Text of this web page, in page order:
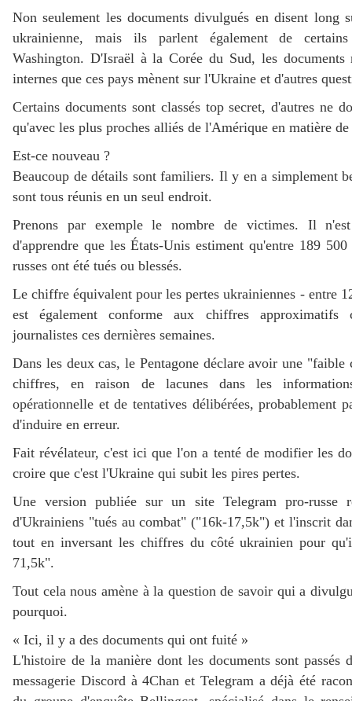
Non seulement les documents divulgués en disent long
ukrainienne, mais ils parlent également de
Washington. D'Israël à la Corée du Sud, les documents
internes que ces pays mènent sur l'Ukraine et d'autres
Certains documents sont classés top secret, d'autres ne
qu'avec les plus proches alliés de l'Amérique en matière
Est-ce nouveau ?
Beaucoup de détails sont familiers. Il y en a simplement
sont tous réunis en un seul endroit.
Prenons par exemple le nombre de victimes. Il n'est
d'apprendre que les États-Unis estiment qu'entre 189
russes ont été tués ou blessés.
Le chiffre équivalent pour les pertes ukrainiennes - entre
est également conforme aux chiffres approximatifs
journalistes ces dernières semaines.
Dans les deux cas, le Pentagone déclare avoir une "faible
chiffres, en raison de lacunes dans les
opérationnelle et de tentatives délibérées, probablement
d'induire en erreur.
Fait révélateur, c'est ici que l'on a tenté de modifier les
croire que c'est l'Ukraine qui subit les pires pertes.
Une version publiée sur un site Telegram pro-russe
d'Ukrainiens "tués au combat" ("16k-17,5k") et l'inscrit
tout en inversant les chiffres du côté ukrainien pour
71,5k".
Tout cela nous amène à la question de savoir qui a
pourquoi.
« Ici, il y a des documents qui ont fuité »
L'histoire de la manière dont les documents sont passés
messagerie Discord à 4Chan et Telegram a déjà été